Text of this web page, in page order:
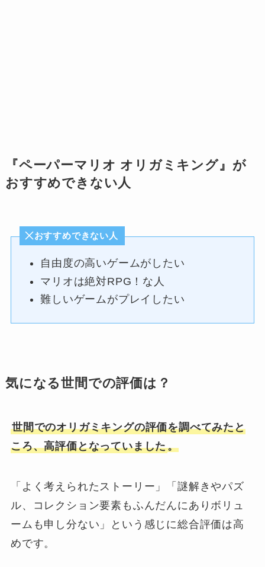
『ペーパーマリオ オリガミキング』が
おすすめできない人
おすすめできない人
自由度の高いゲームがしたい
マリオは絶対RPG！な人
難しいゲームがプレイしたい
気になる世間での評価は？
世間でのオリガミキングの評価を調べてみたと
ころ、高評価となっていました。
「よく考えられたストーリー」「謎解きやパズ
ル、コレクション要素もふんだんにありボリュ
ームも申し分ない」という感じに総合評価は高
めです。